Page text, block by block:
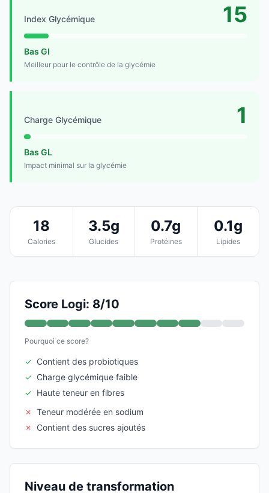
Index Glycémique 15
Bas GI
Meilleur pour le contrôle de la glycémie
Charge Glycémique 1
Bas GL
Impact minimal sur la glycémie
18
Calories
3.5g
Glucides
0.7g
Protéines
0.1g
Lipides
Score Logi: 8/10
Pourquoi ce score?
✓ Contient des probiotiques
✓ Charge glycémique faible
✓ Haute teneur en fibres
✗ Teneur modérée en sodium
✗
Contient des sucres ajoutés
Niveau de transformation